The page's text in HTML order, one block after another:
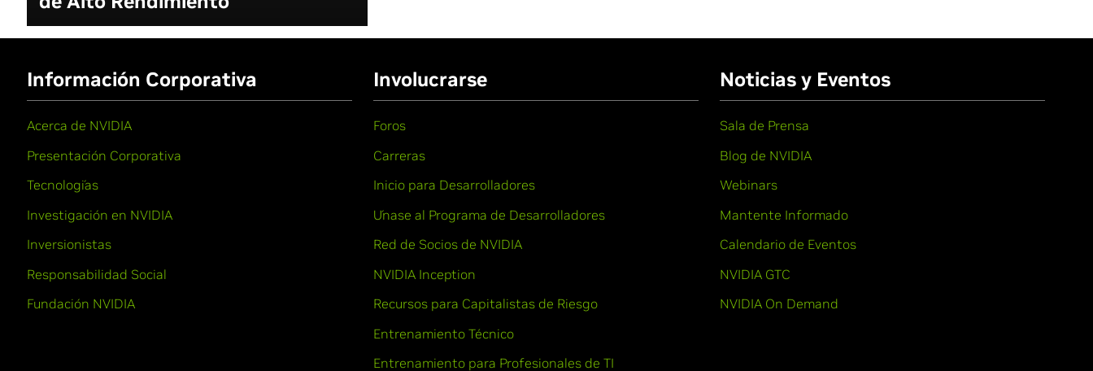
Información Corporativa
Acerca de NVIDIA
Presentación Corporativa
Tecnologías
Investigación en NVIDIA
Inversionistas
Responsabilidad Social
Fundación NVIDIA
Involucrarse
Foros
Carreras
Inicio para Desarrolladores
Únase al Programa de Desarrolladores
Red de Socios de NVIDIA
NVIDIA Inception
Recursos para Capitalistas de Riesgo
Entrenamiento Técnico
Entrenamiento para Profesionales de TI
Noticias y Eventos
Sala de Prensa
Blog de NVIDIA
Webinars
Mantente Informado
Calendario de Eventos
NVIDIA GTC
NVIDIA On Demand